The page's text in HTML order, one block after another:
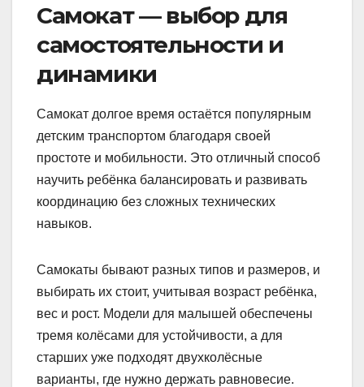
Самокат — выбор для
самостоятельности и
динамики
Самокат долгое время остаётся популярным
детским транспортом благодаря своей
простоте и мобильности. Это отличный способ
научить ребёнка балансировать и развивать
координацию без сложных технических
навыков.
Самокаты бывают разных типов и размеров, и
выбирать их стоит, учитывая возраст ребёнка,
вес и рост. Модели для малышей обеспечены
тремя колёсами для устойчивости, а для
старших уже подходят двухколёсные
варианты, где нужно держать равновесие.